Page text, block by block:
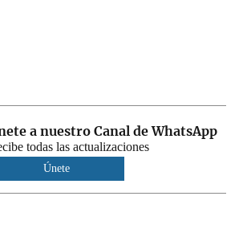
a nuestro Canal de WhatsApp
todas las actualizaciones
Únete